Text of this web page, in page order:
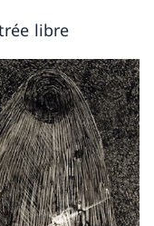
libre